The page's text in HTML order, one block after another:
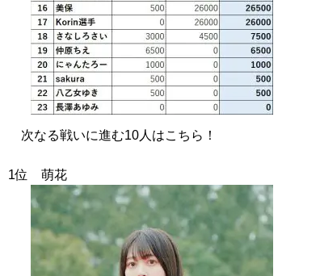
次なる戦いに進む10人はこちら！